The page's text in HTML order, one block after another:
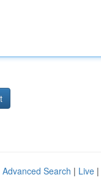
Advanced Search | Live |